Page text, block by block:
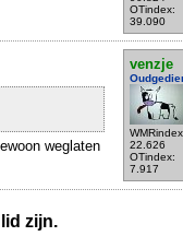
OTindex:
39.090
venzje
22.626
OTindex:
7.917
weglaten
zijn.